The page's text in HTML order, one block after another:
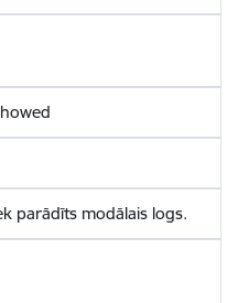
parādīts modālais logs.